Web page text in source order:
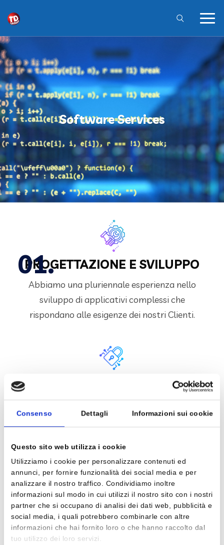
Consenso Dettagli Informazioni sui cookie
Questo sito web utilizza i cookie
Utilizziamo i cookie per personalizzare contenuti ed
annunci, per fornire funzionalità dei social media e per
analizzare il nostro traffico. Condividiamo inoltre
informazioni sul modo in cui utilizzi il nostro sito con i nostri
partner che si occupano di analisi dei dati web, pubblicità e
social media, i quali potrebbero combinarle con altre
informazioni che hai fornito loro o che hanno raccolto dal
tuo utilizzo dei loro servizi.
Software Services
PROGETTAZIONE E SVILUPPO
Abbiamo una pluriennale esperienza nello
sviluppo di applicativi complessi che
rispondano alle esigenze dei nostri Clienti.
DATA WAREHOUSE E B.I.
Ti aiutiamo a creare dataset per rendere i dati
della tua Azienda facilmente analizzabili.
MIDA
La Suite realizzata per semplificare il processo
di dematerializzazione di Pubbliche
Amministrazioni e Aziende.